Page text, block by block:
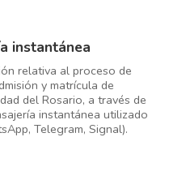
instantánea
relativa al proceso de
y matrícula de
del Rosario, a través de
instantánea utilizado
Telegram, Signal).